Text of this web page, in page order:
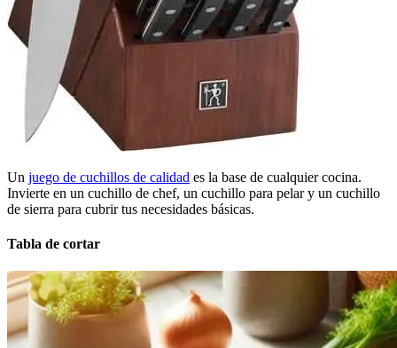
Un juego de cuchillos de calidad es la base de cualquier cocina.
Invierte en un cuchillo de chef, un cuchillo para pelar y un cuchillo
de sierra para cubrir tus necesidades básicas.
Tabla de cortar